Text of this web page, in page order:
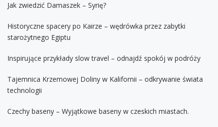
Jak zwiedzić Damaszek – Syrię?
Historyczne spacery po Kairze – wędrówka przez zabytki
starożytnego Egiptu
Inspirujące przykłady slow travel – odnajdź spokój w podróży
Tajemnica Krzemowej Doliny w Kalifornii – odkrywanie świata
technologii
Czechy baseny – Wyjątkowe baseny w czeskich miastach.